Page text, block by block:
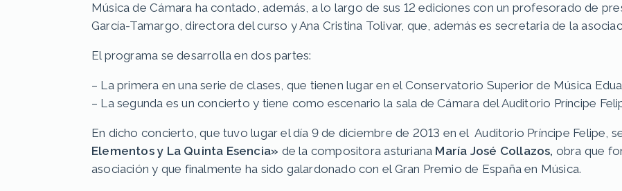
Música de Cámara ha contado, además, a lo largo de sus 12 ediciones con un profesorado de
García-Tamargo, directora del curso y Ana Cristina Tolivar, que, además es secretaria de la
El programa se desarrolla en dos partes:
– La primera en una serie de clases, que tienen lugar en el Conservatorio Superior de Música
– La segunda es un concierto y tiene como escenario la sala de Cámara del Auditorio Príncipe
En dicho concierto, que tuvo lugar el día 9 de diciembre de 2013 en el Auditorio Príncipe Felipe,
Elementos y La Quinta Esencia» de la compositora asturiana María José Collazos, obra que
asociación y que finalmente ha sido galardonado con el Gran Premio de España en Música.